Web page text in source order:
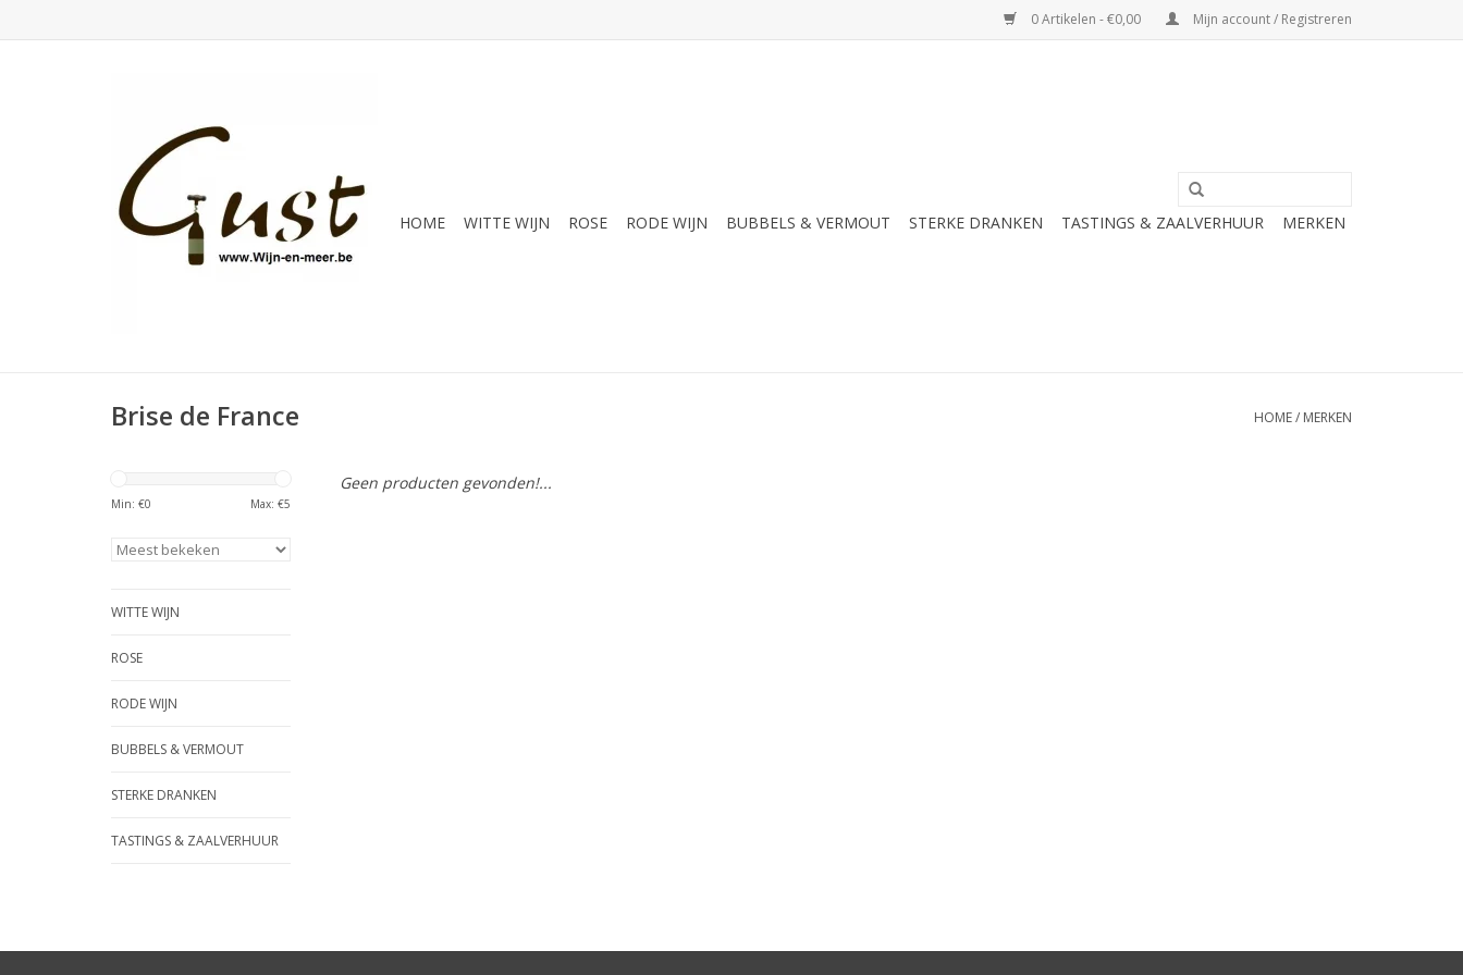
0 Artikelen - €0,00 Mijn account / Registreren
HOME WITTE WIJN ROSE RODE WIJN BUBBELS & VERMOUT STERKE DRANKEN TASTINGS & ZAALVERHUUR MERKEN
Brise de France HOME/ MERKEN
Min: €0 Max: €5
WITTE WIJN
ROSE
RODE WIJN
BUBBELS & VERMOUT
STERKE DRANKEN
TASTINGS & ZAALVERHUUR
Geen producten gevonden!...